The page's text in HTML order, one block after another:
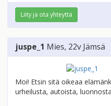
Liity ja ota yhteyttä
juspe_1 Mies, 22v Jämsä
Moi! Etsin sitä oikeaa
urheilusta, autoista,